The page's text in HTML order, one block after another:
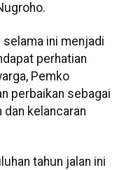
selama ini menjadi
perhatian
Pemko
perbaikan sebagai
dan kelancaran
tahun jalan ini